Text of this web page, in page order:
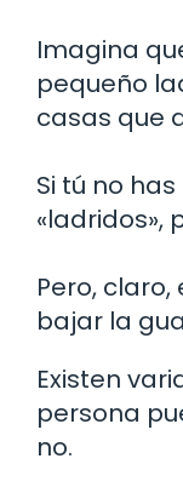
Imagina
pequeño
casas que
Si tú no
«ladridos»,
Pero,
bajar la
Existen
persona
no.